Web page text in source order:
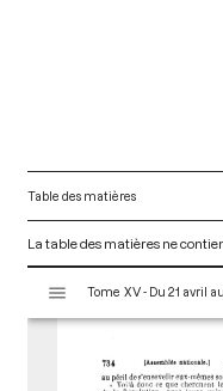
Table des matières
La table des matières ne
s
Tome XV - Du 21 avril